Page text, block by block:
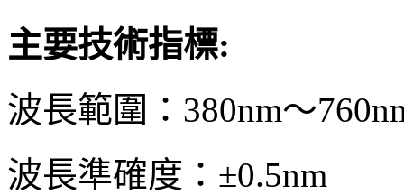
主要技術指標:
波長範圍：380nm～
波長準確度：±0.5nm